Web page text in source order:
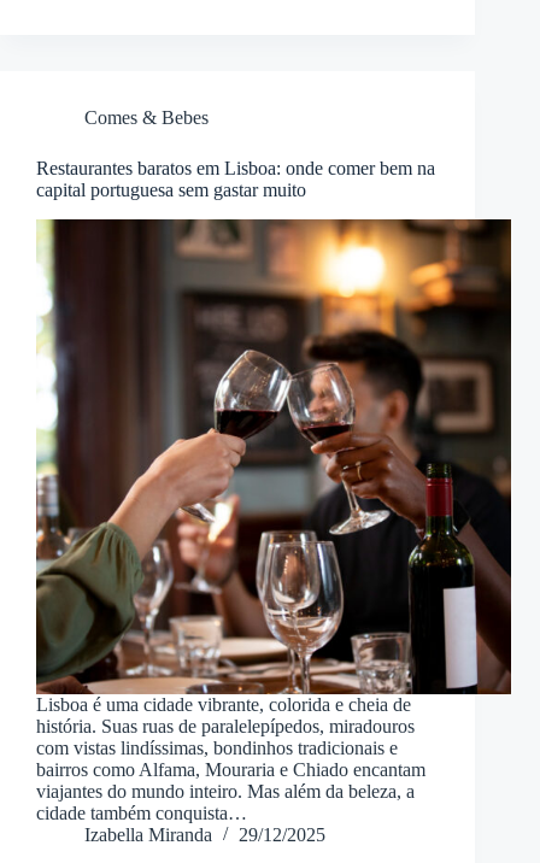
Comes & Bebes
Restaurantes baratos em Lisboa: onde comer bem na
capital portuguesa sem gastar muito
Lisboa é uma cidade vibrante, colorida e cheia de
história. Suas ruas de paralelepípedos, miradouros
com vistas lindíssimas, bondinhos tradicionais e
bairros como Alfama, Mouraria e Chiado encantam
viajantes do mundo inteiro. Mas além da beleza, a
cidade também conquista…
Izabella Miranda
29/12/2025